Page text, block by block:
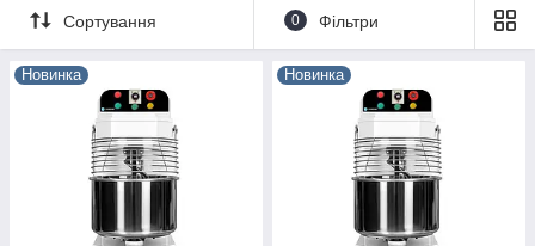
масу, надання їй необхідних властивостей і насичення
повітрям.
Спіральні тістоміси Hurakan призначені для замішування
різних видів тіста. Вони відмінно підходять для оснащення
малих кондитерських та хлібопекарських підприємств,
піцерій, ресторанів, їдалень і кафе.
Сортування 0 Фільтри
Новинка Новинка